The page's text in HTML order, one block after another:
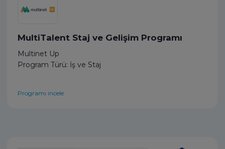
MultiTalent Staj ve Gelişim Programı
Multinet Up
Program Türü: İş ve Staj
Programı incele